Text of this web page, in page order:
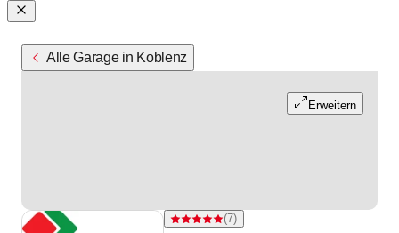
Alle Garage in Koblenz
Erweitern
Bewertung 5 von 5 Sternen bei 7
(7)